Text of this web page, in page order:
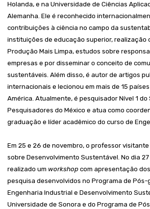
Holanda, e na Universidade de Ciências
Alemanha. Ele é reconhecido
contribuições à ciência no campo da
instituições de educação superior, realização
Produção Mais Limpa, estudos sobre
empresas e por disseminar o conceito de
sustentáveis. Além disso, é autor de artigos
internacionais e lecionou em mais de 15
América. Atualmente, é pesquisador Nível 1 do
Pesquisadores do México e atua como
graduação e líder acadêmico do curso de
Em 25 e 26 de novembro, o professor
sobre Desenvolvimento Sustentável. No dia
realizado um workshop com apresentação
pesquisa desenvolvidos no Programa de Pós-
Engenharia Industrial e Desenvolvimento
Universidade de Sonora e do Programa de